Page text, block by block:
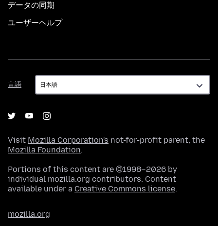
データの同期
ユーザーヘルプ
言語
言
語
Visit Mozilla Corporation's not-for-profit parent, the
Mozilla Foundation.
Portions of this content are ©1998–2026 by
individual mozilla.org contributors. Content
available under a Creative Commons license.
mozilla.org